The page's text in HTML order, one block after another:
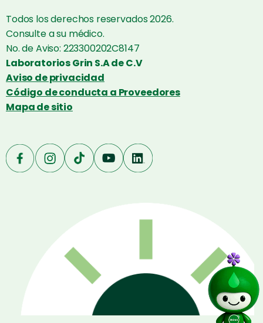
Todos los derechos reservados 2026.
Consulte a su médico.
No. de Aviso: 223300202C8147
Laboratorios Grin S.A de C.V
Aviso de privacidad
Código de conducta a Proveedores
Mapa de sitio